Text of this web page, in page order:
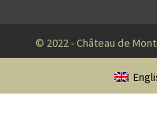
© 2022 - Château de